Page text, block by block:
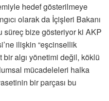
hedef gösterilmeye
olarak da İçişleri Bakanı
süreç bize gösteriyor ki AKP
ilişkin “eşcinsellik
algı yönetimi değil, köklü
mücadeleleri halka
bir parçası bu